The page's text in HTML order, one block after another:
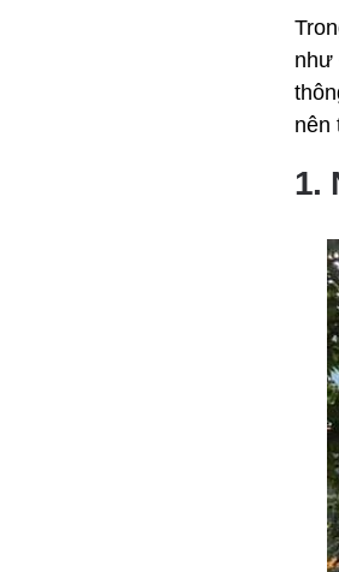
như
nên
1.